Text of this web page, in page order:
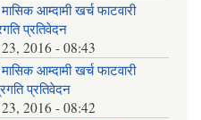
आम्दामी खर्च फाटवारी
प्रतिवेदन
2016 - 08:43
आम्दामी खर्च फाटवारी
प्रतिवेदन
2016 - 08:42